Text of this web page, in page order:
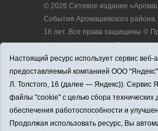
© 2026 Сетевое издание
События Аромашевского
16 лет. Все права защищены ©
материалов ссылка обязательна.
Адрес редакции: 627350, Россия,
область, Аромашевский район,
Кирова, д. 13.
Адрес электронной почты
strudu72@obl72.ru
Телефон редакции: 8 (34545) 2-
Настоящий ресурс использует сервис
предоставляемый компанией ООО "Яндекс"
Л. Толстого, 16 (далее — Яндекс)). Сервис
файлы "cookie" с целью сбора технических
обеспечения работоспособности и
Продолжая использовать ресурс, Вы